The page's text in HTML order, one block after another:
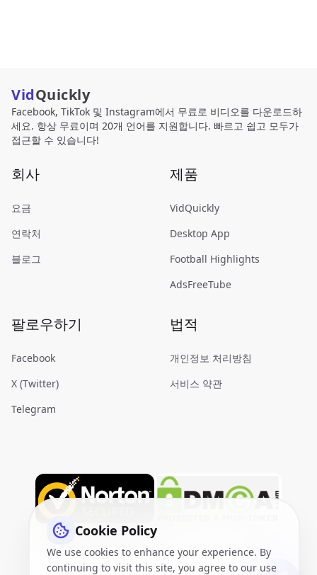
VidQuickly
Facebook, TikTok 및 Instagram에서 무료로 비디오를 다운로드하
세요. 항상 무료이며 20개 언어를 지원합니다. 빠르고 쉽고 모두가
접근할 수 있습니다!
회사
요금
연락처
블로그
제품
VidQuickly
Desktop App
Football Highlights
AdsFreeTube
팔로우하기
Facebook
X (Twitter)
Telegram
법적
개인정보 처리방침
서비스 약관
Cookie Policy
We use cookies to enhance your experience. By
continuing to visit this site, you agree to our use